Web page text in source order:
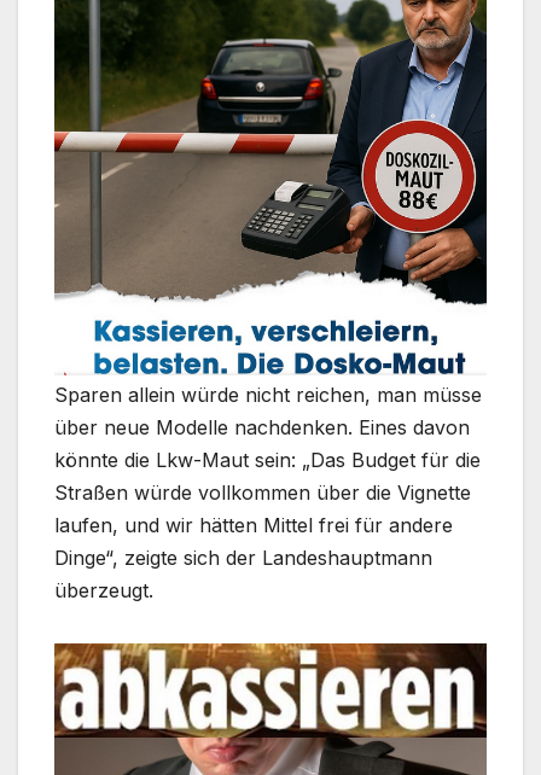
Sparen allein würde nicht reichen, man müsse
über neue Modelle nachdenken. Eines davon
könnte die Lkw-Maut sein: „Das Budget für die
Straßen würde vollkommen über die Vignette
laufen, und wir hätten Mittel frei für andere
Dinge“, zeigte sich der Landeshauptmann
überzeugt.